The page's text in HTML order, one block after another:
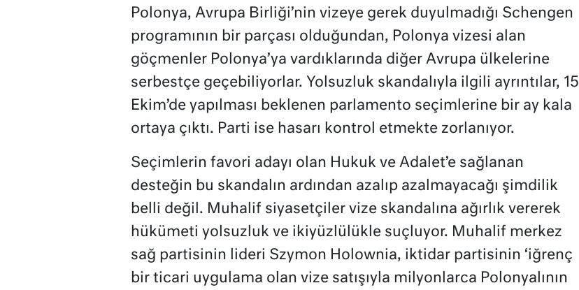
Polonya, Avrupa Birliği’nin vizeye gerek duyulmadığı Schengen
programının bir parçası olduğundan, Polonya vizesi alan
göçmenler Polonya’ya vardıklarında diğer Avrupa ülkelerine
serbestçe geçebiliyorlar. Yolsuzluk skandalıyla ilgili ayrıntılar, 15
Ekim’de yapılması beklenen parlamento seçimlerine bir ay kala
ortaya çıktı. Parti ise hasarı kontrol etmekte zorlanıyor.
Seçimlerin favori adayı olan Hukuk ve Adalet’e sağlanan
desteğin bu skandalın ardından azalıp azalmayacağı şimdilik
belli değil. Muhalif siyasetçiler vize skandalına ağırlık vererek
hükümeti yolsuzluk ve ikiyüzlülükle suçluyor. Muhalif merkez
sağ partisinin lideri Szymon Holownia, iktidar partisinin ‘iğrenç
bir ticari uygulama olan vize satışıyla milyonlarca Polonyalının